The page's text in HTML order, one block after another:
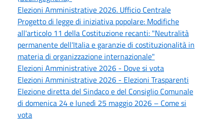
Elezioni Amministrative 2026. Ufficio Centrale
Progetto di legge di iniziativa popolare: Modifiche
all'articolo 11 della Costituzione recanti: "Neutralità
permanente dell'Italia e garanzie di costituzionalità in
materia di organizzazione internazionale"
Elezioni Amministrative 2026 - Dove si vota
Elezioni Amministrative 2026 - Elezioni Trasparenti
Elezione diretta del Sindaco e del Consiglio Comunale
di domenica 24 e lunedì 25 maggio 2026 – Come si
vota